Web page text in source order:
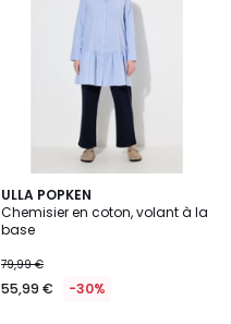
ULLA POPKEN
Chemisier en coton, volant à la
base
79,99 €
55,99 € -30%